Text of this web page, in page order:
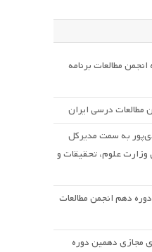
مطالعات برنامه
مطالعات درسی ایران
به سمت مدیرکل
وزارت علوم، تحقیقات و
دهم انجمن مطالعات
مجازی دهمین دوره